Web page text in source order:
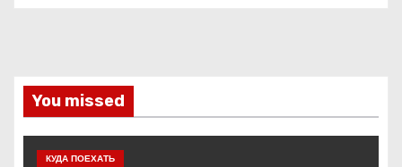
You missed
КУДА ПОЕХАТЬ